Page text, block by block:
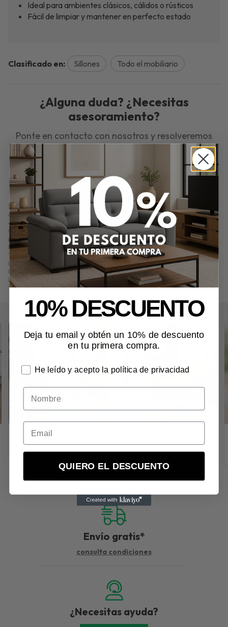
Sillón Roma – Fijo en Cerezo y Polipiel Chocolate 105x58 cm. Sillón Roma
de 105x58x80 cm. Fijo, tapizado en polipiel chocolate con estructura
cerezo. Clásico, cómodo y elegante. Ideal para salón o recibidor.
Comprar
Sillón Roma – Fijo 105x58 cm en Polipiel Chocolate y Cerezo
por222,00
. Producto en stock.
Precio, información, características e imágenes deSillón Roma – Fijo
105x58 cm en Polipiel Chocolate y Cerezoreferencia N65, pertenece a
las categorías
(25) yTodo el mobiliario(177).
Encuentra productos relacionados y de similares características a
Roma – Fijo 105x58 cm en Polipiel Chocolate y Cerezo
en "Salón",
"Sillones".
Ideal para ambientes clásicos, cálidos o rústicos
Fácil de limpiar y mantener en perfecto estado
Clasificado en: Sillones Todo el mobiliario
¿Alguna duda? ¿Necesitas
asesoramiento?
Ponte en contacto con nosotros y resolveremos
ENVIAR EMAIL
Sillón Gala – 98x55 cm Fijo
186,00€ Patas de Haya
más variaciones
Envío gratis*
consulta condiciones
¿Necesitas ayuda?
10% DESCUENTO
Deja tu email y obtén un 10% de descuento
en tu primera compra.
He leído y acepto la política de privacidad
Nombre
QUIERO EL DESCUENTO